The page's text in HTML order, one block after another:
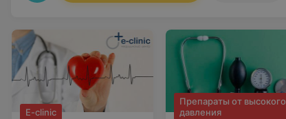
E-clinic
Препараты от высокого
давления